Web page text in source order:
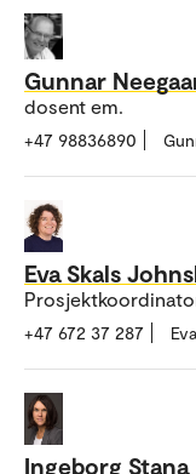
Gunnar
dosent em.
+47 98836890
Eva Skals
+47 672 37 287
Ingeborg Stana